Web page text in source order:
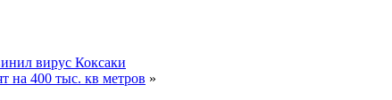
вирус Коксаки
на 400 тыс. кв метров »